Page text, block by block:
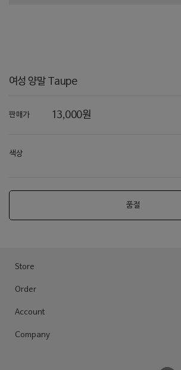
여성 양말 Taupe
판매가 13,000원
색상
라이트그레이
품절
Store
Order
Account
Company